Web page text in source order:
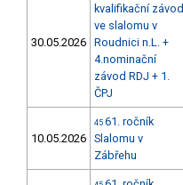
30.05.2026
kvalifikační závod
ve slalomu v
Roudnici n.L. +
4.nominační
závod RDJ + 1.
ČPJ
10.05.2026
45 61. ročník
Slalomu v
Zábřehu